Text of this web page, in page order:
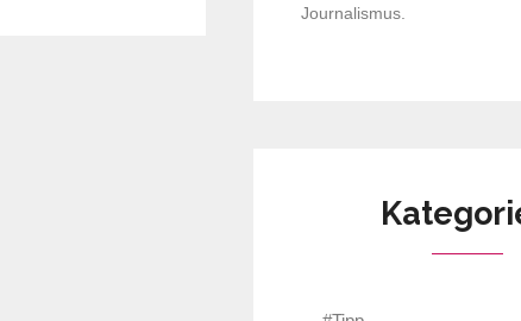
Journalismus.